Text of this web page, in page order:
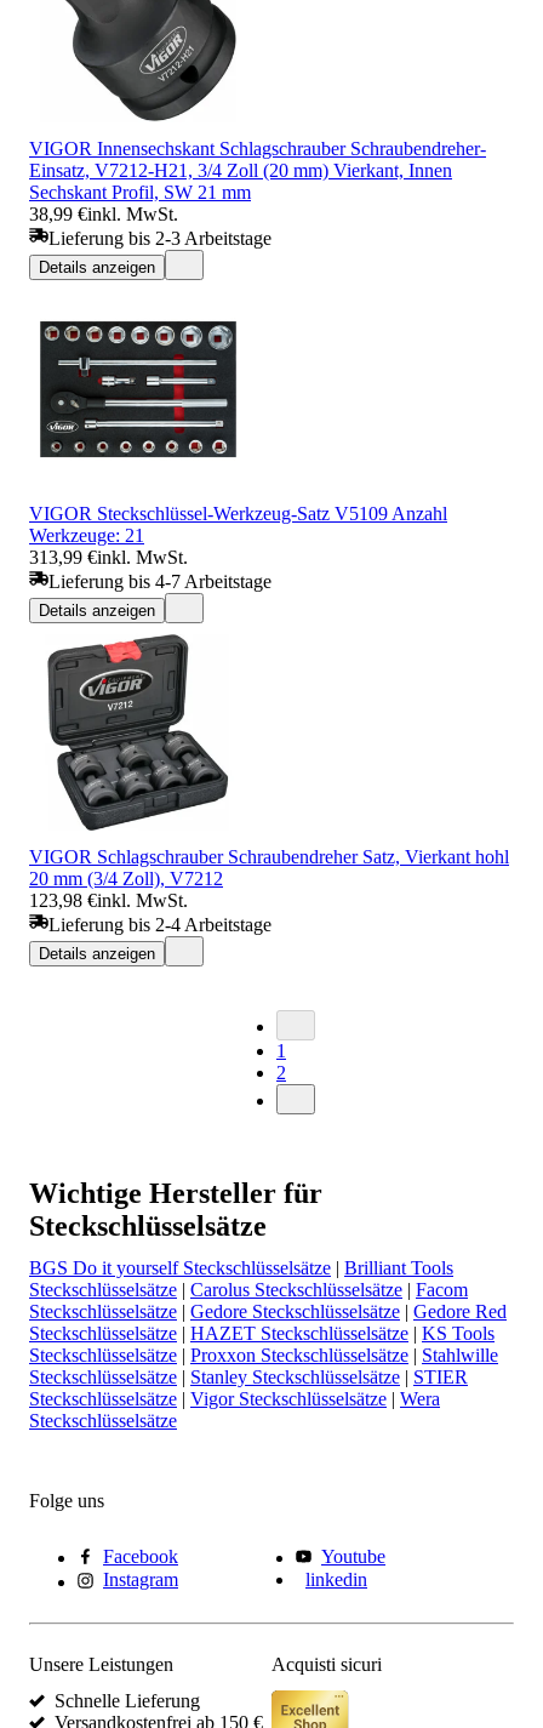
VIGOR Innensechskant Schlagschrauber Schraubendreher-
Einsatz, V7212-H21, 3/4 Zoll (20 mm) Vierkant, Innen
Sechskant Profil, SW 21 mm
38,99 €inkl. MwSt.
Lieferung bis 2-3 Arbeitstage
Details anzeigen
VIGOR Steckschlüssel-Werkzeug-Satz V5109 Anzahl
Werkzeuge: 21
313,99 €inkl. MwSt.
Lieferung bis 4-7 Arbeitstage
Details anzeigen
VIGOR Schlagschrauber Schraubendreher Satz, Vierkant hohl
20 mm (3/4 Zoll), V7212
123,98 €inkl. MwSt.
Lieferung bis 2-4 Arbeitstage
Details anzeigen
1
2
Wichtige Hersteller für
Steckschlüsselsätze
BGS Do it yourself Steckschlüsselsätze | Brilliant Tools
Steckschlüsselsätze | Carolus Steckschlüsselsätze | Facom
Steckschlüsselsätze | Gedore Steckschlüsselsätze | Gedore Red
Steckschlüsselsätze | HAZET Steckschlüsselsätze | KS Tools
Steckschlüsselsätze | Proxxon Steckschlüsselsätze | Stahlwille
Steckschlüsselsätze | Stanley Steckschlüsselsätze | STIER
Steckschlüsselsätze | Vigor Steckschlüsselsätze | Wera
Steckschlüsselsätze
Folge uns
Facebook
Youtube
Instagram
linkedin
Unsere Leistungen
Schnelle Lieferung
Versandkostenfrei ab 150 €
Acquisti sicuri